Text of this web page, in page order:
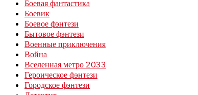
Боевая фантастика
Боевик
Боевое фэнтези
Бытовое фэнтези
Военные приключения
Война
Вселенная метро 2033
Героическое фэнтези
Городское фэнтези